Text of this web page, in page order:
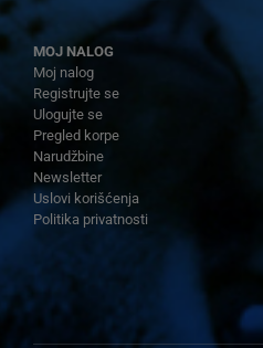
MOJ NALOG
Moj nalog
Registrujte se
Ulogujte se
Pregled korpe
Narudžbine
Newsletter
Uslovi korišćenja
Politika privatnosti